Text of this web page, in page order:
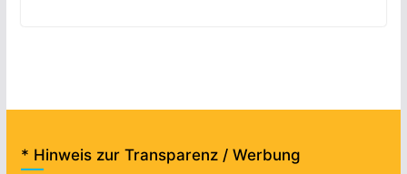
* Hinweis zur Transparenz / Werbung